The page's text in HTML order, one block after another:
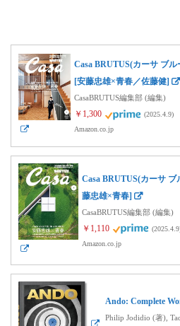
Casa BRUTUS(カーサ ブル
[安藤忠雄×青春／佐藤健]
CasaBRUTUS編集部 (編集)
￥1,300
(2025.4.9)
Amazon.co.jp
Casa BRUTUS(カーサ ブ
藤忠雄×青春]
CasaBRUTUS編集部 (編集)
￥1,110
Amazon.co.jp
Ando: Complete
Philip Jodidio (著),